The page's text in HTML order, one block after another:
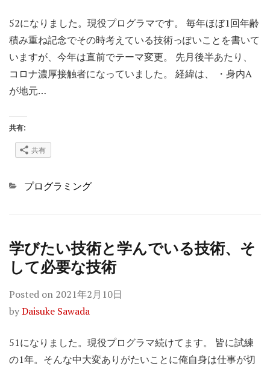
52になりました。現役プログラマです。 毎年ほぼ1回年齢
積み重ね記念でその時考えている技術っぽいことを書いて
いますが、今年は直前でテーマ変更。 先月後半あたり、
コロナ濃厚接触者になっていました。 経緯は、 ・身内A
が地元…
共有:
共有
Categories
プログラミング
学びたい技術と学んでいる技術、そ
して必要な技術
Posted on 2021年2月10日
byDaisuke Sawada
51になりました。現役プログラマ続けてます。 皆に試練
の1年。そんな中大変ありがたいことに俺自身は仕事が切